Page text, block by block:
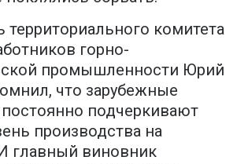
территориального комитета
горно-
промышленности Юрий
что зарубежные
подчеркивают
производства на
главный виновник